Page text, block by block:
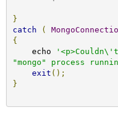
}
catch
(
{
    echo
"mongo" process
exit ();
}